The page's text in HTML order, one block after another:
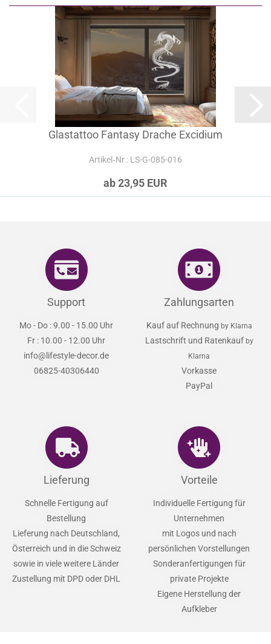
Glastattoo Fantasy Drache Excidium
Artikel‑Nr.: LS-G-085-016
ab 23,95 EUR
Support
Mo - Do : 9.00 - 15.00 Uhr
Fr : 10.00 - 12.00 Uhr
info@lifestyle-decor.de
06825-40306440
Zahlungsarten
Kauf auf Rechnung by Klarna
Lastschrift und Ratenkauf by
Klarna
Vorkasse
PayPal
Lieferung
Schnelle Fertigung auf
Bestellung
Lieferung nach Deutschland,
Österreich und in die Schweiz
sowie in viele weitere Länder
Zustellung mit DPD oder DHL
Vorteile
Individuelle Fertigung für
Unternehmen
mit Logos und nach
persönlichen Vorstellungen
Sonderanfertigungen für
private Projekte
Eigene Herstellung der
Aufkleber